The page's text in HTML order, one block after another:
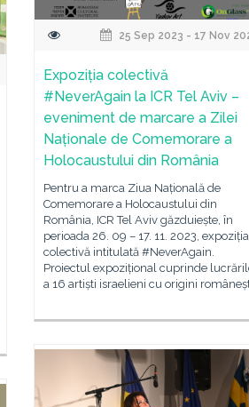
25 Sep 2023 - 17 Nov
Expoziția colectivă
#NeverAgain la ICR Tel Aviv –
eveniment de marcare a Zilei
Naționale de Comemorare a
Holocaustului din România
Pentru a marca Ziua Națională de
Comemorare a Holocaustului din
România, ICR Tel Aviv găzduiește, în
perioada 26. 09 – 17. 11. 2023, expoziția
colectivă intitulată #NeverAgain.
Proiectul expozițional cuprinde
a 16 artiști israelieni cu origini